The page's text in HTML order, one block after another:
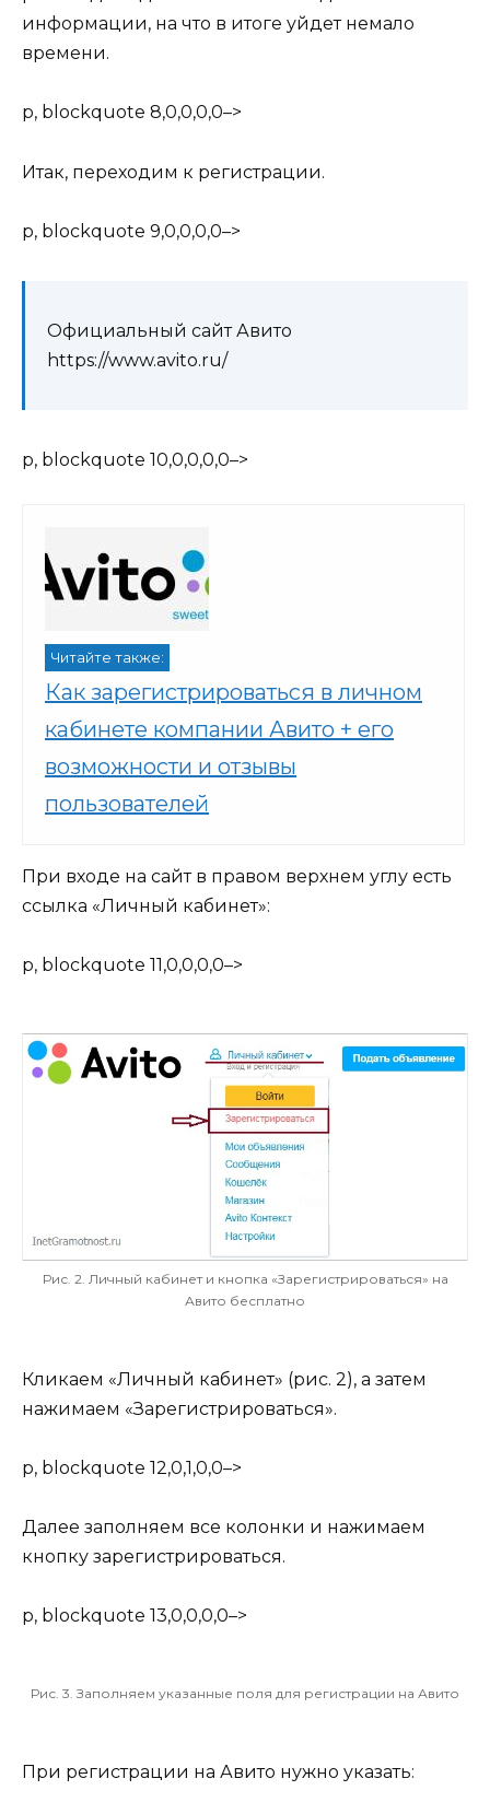
информации, на что в итоге уйдет немало
времени.
p, blockquote 8,0,0,0,0–>
Итак, переходим к регистрации.
p, blockquote 9,0,0,0,0–>
Официальный сайт Авито
https://www.avito.ru/
p, blockquote 10,0,0,0,0–>
Читайте также:
Как зарегистрироваться в личном
кабинете компании Авито + его
возможности и отзывы
пользователей
При входе на сайт в правом верхнем углу есть
ссылка «Личный кабинет»:
p, blockquote 11,0,0,0,0–>
Рис. 2. Личный кабинет и кнопка «Зарегистрироваться» на
Авито бесплатно
Кликаем «Личный кабинет» (рис. 2), а затем
нажимаем «Зарегистрироваться».
p, blockquote 12,0,1,0,0–>
Далее заполняем все колонки и нажимаем
кнопку зарегистрироваться.
p, blockquote 13,0,0,0,0–>
Рис. 3. Заполняем указанные поля для регистрации на Авито
При регистрации на Авито нужно указать: